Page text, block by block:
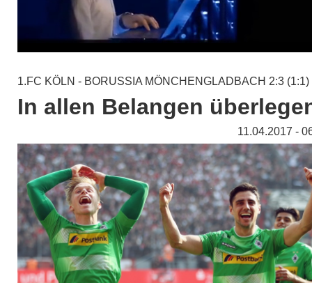
1.FC KÖLN - BORUSSIA MÖNCHENGLADBACH 2:3 (1:1)
In allen Belangen
11.04.2017 -